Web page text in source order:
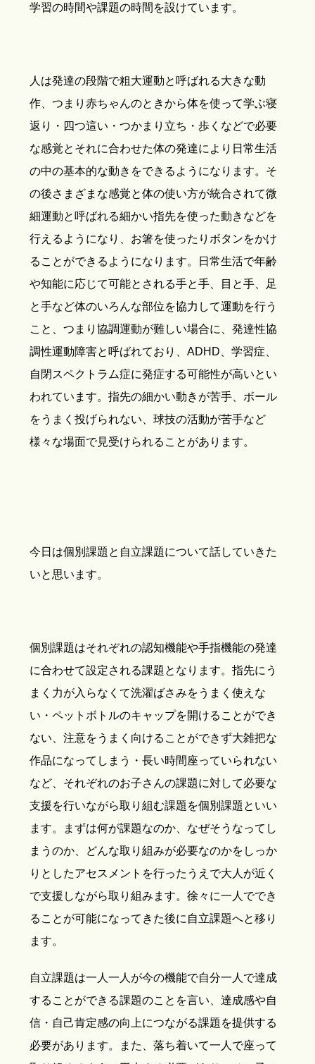
学習の時間や課題の時間を設けています。
人は発達の段階で粗大運動と呼ばれる大きな動
作、つまり赤ちゃんのときから体を使って学ぶ寝
返り・四つ這い・つかまり立ち・歩くなどで必要
な感覚とそれに合わせた体の発達により日常生活
の中の基本的な動きをできるようになります。そ
の後さまざまな感覚と体の使い方が統合されて微
細運動と呼ばれる細かい指先を使った動きなどを
行えるようになり、お箸を使ったりボタンをかけ
ることができるようになります。日常生活で年齢
や知能に応じて可能とされる手と手、目と手、足
と手など体のいろんな部位を協力して運動を行う
こと、つまり協調運動が難しい場合に、発達性協
調性運動障害と呼ばれており、ADHD、学習症、
自閉スペクトラム症に発症する可能性が高いとい
われています。指先の細かい動きが苦手、ボール
をうまく投げられない、球技の活動が苦手など
様々な場面で見受けられることがあります。
今日は個別課題と自立課題について話していきた
いと思います。
個別課題はそれぞれの認知機能や手指機能の発達
に合わせて設定される課題となります。指先にう
まく力が入らなくて洗濯ばさみをうまく使えな
い・ペットボトルのキャップを開けることができ
ない、注意をうまく向けることができず大雑把な
作品になってしまう・長い時間座っていられない
など、それぞれのお子さんの課題に対して必要な
支援を行いながら取り組む課題を個別課題といい
ます。まずは何が課題なのか、なぜそうなってし
まうのか、どんな取り組みが必要なのかをしっか
りとしたアセスメントを行ったうえで大人が近く
で支援しながら取り組みます。徐々に一人ででき
ることが可能になってきた後に自立課題へと移り
ます。
自立課題は一人一人が今の機能で自分一人で達成
することができる課題のことを言い、達成感や自
信・自己肯定感の向上につながる課題を提供する
必要があります。また、落ち着いて一人で座って